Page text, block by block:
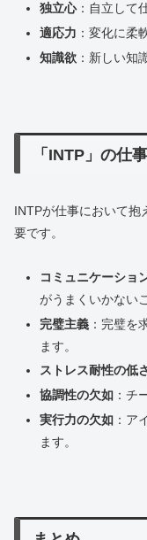
独立心：自立して
適応力 ：変化に柔
知識欲：新しい知
「INTP」の仕
INTPが仕事において抱
要です。
コミュニケーショ
がうまくいかない
完璧主義：完璧を
ます。
ストレス耐性の低
協調性の欠如：チ
実行力の欠如：ア
ます。